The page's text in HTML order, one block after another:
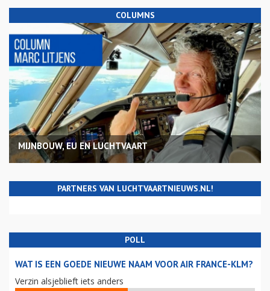
COLUMNS
MIJNBOUW, EU EN LUCHTVAART
PARTNERS VAN LUCHTVAARTNIEUWS.NL!
POLL
WAT IS EEN GOEDE NIEUWE NAAM VOOR AIR FRANCE-KLM?
Verzin alsjeblieft iets anders